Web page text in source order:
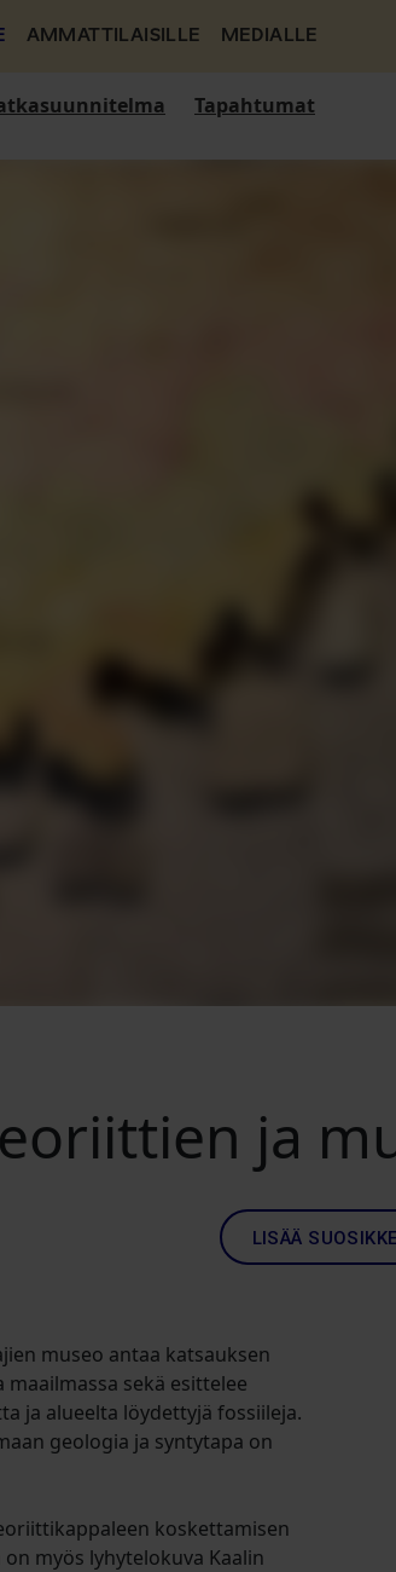
AMMATTILAISILLE MEDIALLE
Tapahtumat
ja
LISÄÄ
museo antaa katsauksen
sekä esittelee
ja alueelta löydettyjä fossiileja.
geologia ja syntytapa on
koskettamisen
myös lyhytelokuva Kaalin